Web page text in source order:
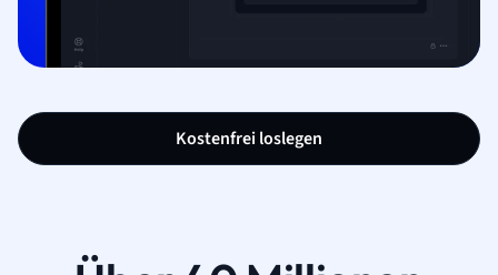
Kostenfrei loslegen